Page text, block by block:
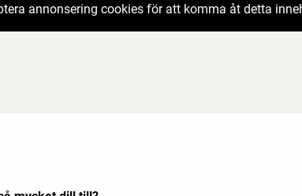
annonsering cookies för att komma åt detta